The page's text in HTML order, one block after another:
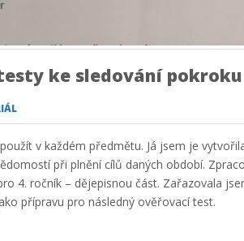
ke sledování
v každém předmětu. Já jsem je
při plnění cílů daných období.
4. ročník – dějepisnou část. Zařazovala
přípravu pro následný ověřovací test.